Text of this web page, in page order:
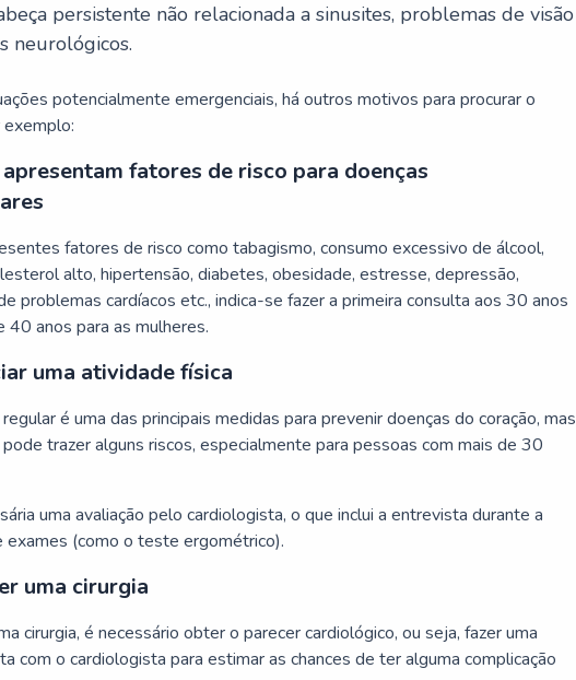
persistente não relacionada a sinusites, problemas de visão
neurológicos.
potencialmente emergenciais, há outros motivos para procurar o
apresentam fatores de risco para doenças
fatores de risco como tabagismo, consumo excessivo de álcool,
alto, hipertensão, diabetes, obesidade, estresse, depressão,
problemas cardíacos etc., indica-se fazer a primeira consulta aos 30 anos
40 anos para as mulheres.
uma atividade física
é uma das principais medidas para prevenir doenças do coração, mas
trazer alguns riscos, especialmente para pessoas com mais de 30
uma avaliação pelo cardiologista, o que inclui a entrevista durante a
exames (como o teste ergométrico).
uma cirurgia
cirurgia, é necessário obter o parecer cardiológico, ou seja, fazer uma
com o cardiologista para estimar as chances de ter alguma complicação